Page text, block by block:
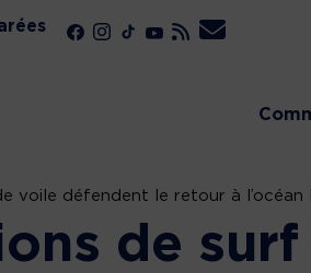
voile défendent le retour à l’océan
de